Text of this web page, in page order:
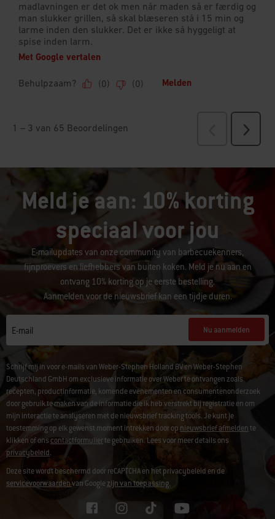
Meld je aan: 10% korting
speciaal voor jou
E-mailupdates van onze community van barbecuekenners,
fijnproevers en liefhebbers van buiten koken. Meld je nu aan en
ontvang 10% korting op je eerste bestelling.
Aanmelden voor de nieuwsbrief kan een tijdje duren.
E-mail Nu aanmelden
Schrijf mij in voor e-mails van Weber-Stephen Holland BV en Weber-Stephen
Deutschland GmbH om exclusieve informatie over Weber te ontvangen zoals
recepten, productinformatie, komende evenementen en consumentenonderzoek
door gebruik te maken van de informatie die ik heb verstrekt bij registratie en om
mijn interactie te analyseren met de nieuwsbrief tracking tools. Je kunt je
toestemming op elk gewenst moment intrekken door op nieuwsbrief afmeldente
klikken of ons contactformulierte gebruiken. Lees voor meer details ons
privacybeleid.
Deze site wordt beschermd door reCAPTCHA en het privacybeleid en de
servicevoorwaardenvan Googlezijn van toepassing.